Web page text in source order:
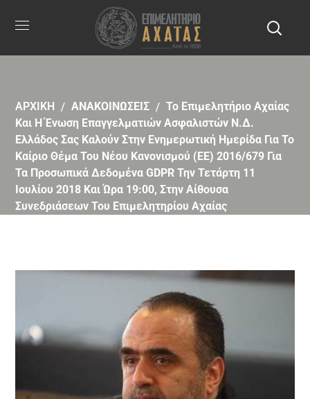
ΑΡΧΙΚΗ ΑΝΑΚΟΙΝΩΣΕΙΣ
To Επιμελητήριο Αχαίας
Και Η Ένωση Επαγγελματιών Ασφαλιστών Ν.Δ.
Ελλάδος Σας Καλούν Στην Ενημερωτική Ημερίδα Για Το
Καίριο Θέμα Του Νέου Κανονισμού (ΕΕ) 2016/679 Για
Τα Προσωπικά Δεδομένα GDPR Την Τετάρτη 11
Ιουλίου 2018 Και Ώρα 19:00, Στην Αίθουσα
Συνεδριάσεων Του Επιμελητηρίου Αχαίας